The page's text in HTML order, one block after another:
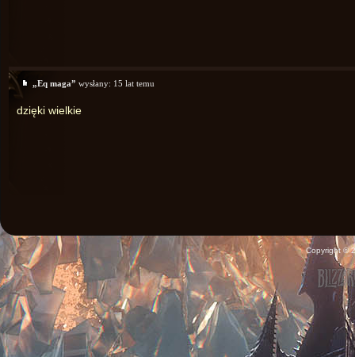
„Eq maga” wysłany: 15 lat temu
dzięki wielkie
Copyright ©